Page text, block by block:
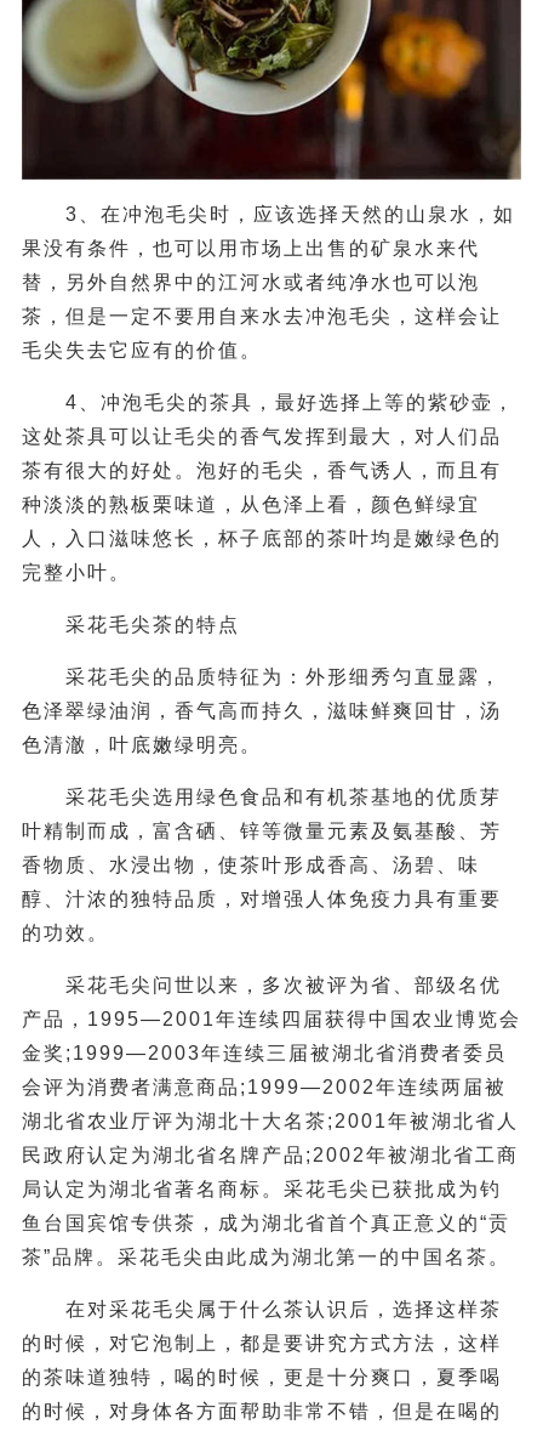
3、在冲泡毛尖时，应该选择天然的山泉水，如
果没有条件，也可以用市场上出售的矿泉水来代
替，另外自然界中的江河水或者纯净水也可以泡
茶，但是一定不要用自来水去冲泡毛尖，这样会让
毛尖失去它应有的价值。
4、冲泡毛尖的茶具，最好选择上等的紫砂壶，
这处茶具可以让毛尖的香气发挥到最大，对人们品
茶有很大的好处。泡好的毛尖，香气诱人，而且有
种淡淡的熟板栗味道，从色泽上看，颜色鲜绿宜
人，入口滋味悠长，杯子底部的茶叶均是嫩绿色的
完整小叶。
采花毛尖茶的特点
采花毛尖的品质特征为：外形细秀匀直显露，
色泽翠绿油润，香气高而持久，滋味鲜爽回甘，汤
色清澈，叶底嫩绿明亮。
采花毛尖选用绿色食品和有机茶基地的优质芽
叶精制而成，富含硒、锌等微量元素及氨基酸、芳
香物质、水浸出物，使茶叶形成香高、汤碧、味
醇、汁浓的独特品质，对增强人体免疫力具有重要
的功效。
采花毛尖问世以来，多次被评为省、部级名优
产品，1995—2001年连续四届获得中国农业博览会
金奖;1999—2003年连续三届被湖北省消费者委员
会评为消费者满意商品;1999—2002年连续两届被
湖北省农业厅评为湖北十大名茶;2001年被湖北省人
民政府认定为湖北省名牌产品;2002年被湖北省工商
局认定为湖北省著名商标。采花毛尖已获批成为钓
鱼台国宾馆专供茶，成为湖北省首个真正意义的“贡
茶”品牌。采花毛尖由此成为湖北第一的中国名茶。
在对采花毛尖属于什么茶认识后，选择这样茶
的时候，对它泡制上，都是要讲究方式方法，这样
的茶味道独特，喝的时候，更是十分爽口，夏季喝
的时候，对身体各方面帮助非常不错，但是在喝的